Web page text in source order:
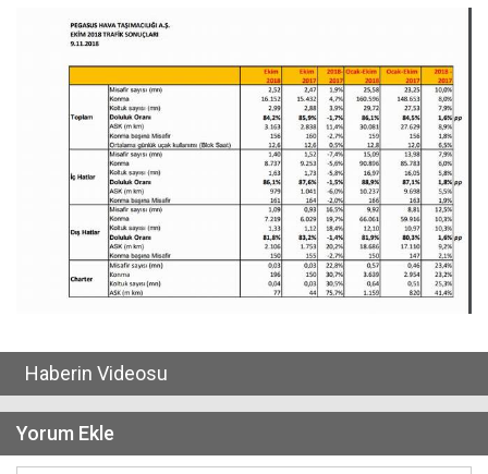
Haberin Videosu
Yorum Ekle